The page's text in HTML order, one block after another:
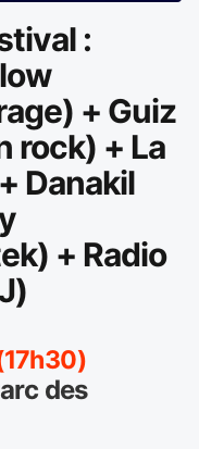
:
+ Guiz
rock) + La
Danakil
+ Radio
des